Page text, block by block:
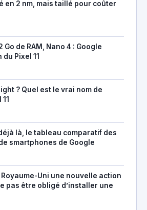
en 2 nm, mais taillé pour coûter
Go de RAM, Nano 4 : Google
Pixel 11
? Quel est le vrai nom de
là, le tableau comparatif des
smartphones de Google
Uni une nouvelle action
pas être obligé d’installer une